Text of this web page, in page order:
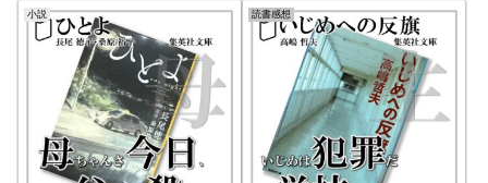
その事件を起こした真の犯人と
は？
身。自分らしさを持つことの大
切さ、自分らしく生きていいん
だと背中を押してくれる作品で
す。自分らしさを押し殺してい
る人に是非読んで欲しい１冊！
きっと自分が好きになれる。
小説 読書感想